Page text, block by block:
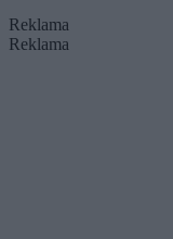
Reklama
Reklama